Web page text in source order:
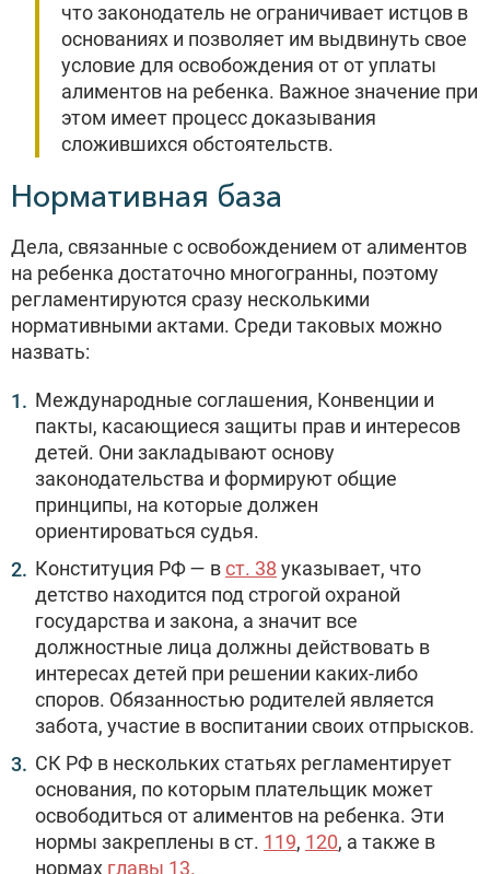
что законодатель не ограничивает истцов в
основаниях и позволяет им выдвинуть свое
условие для освобождения от от уплаты
алиментов на ребенка. Важное значение при
этом имеет процесс доказывания
сложившихся обстоятельств.
Нормативная база
Дела, связанные с освобождением от алиментов
на ребенка достаточно многогранны, поэтому
регламентируются сразу несколькими
нормативными актами. Среди таковых можно
назвать:
Международные соглашения, Конвенции и
пакты, касающиеся защиты прав и интересов
детей. Они закладывают основу
законодательства и формируют общие
принципы, на которые должен
ориентироваться судья.
Конституция РФ — вст. 38 указывает, что
детство находится под строгой охраной
государства и закона, а значит все
должностные лица должны действовать в
интересах детей при решении каких-либо
споров. Обязанностью родителей является
забота, участие в воспитании своих отпрысков.
СК РФ в нескольких статьях регламентирует
основания, по которым плательщик может
освободиться от алиментов на ребенка. Эти
нормы закреплены в ст. 119, 120, а также в
нормах главы 13.